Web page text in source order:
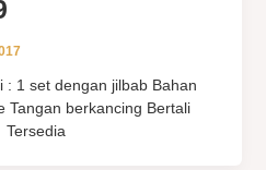
: 1 set dengan jilbab Bahan
Tangan berkancing Bertali